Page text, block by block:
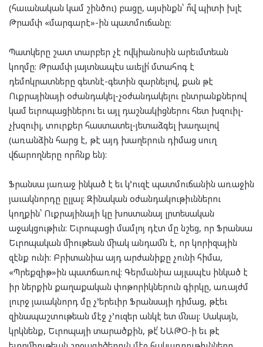
(հաւանական կամ շինծու) բացը, այսինքն՝ ո՞վ պիտի խլէ
Թրամփ «մարգարէ»-ին պատմուճանը:
Պատկերը շատ տարբեր չէ ովկիանոսին արեւմտեան
կողմը: Թրամփ յայտնապէս աւելի՛ մտահոգ է
դեմոկրատները գետնէ-գետին զարնելով, քան թէ
Ուքրայինայի օժանդակել-չօժանդակելու ընտրանքներով
կամ եւրոպացիներու եւ այլ դաշնակիցներու հետ խզուիլ-
չխզուիլ, տուրքեր հաստատել-յետաձգել խաղալով
(առանձին հարց է, թէ այդ խաղերուն դիմաց սուղ
վճարողները որո՞նք են):
Ֆրանսա յառաջ ինկած է եւ կ’ուզէ պատմուճանին առաջին
յաւակնորդը ըլլալ: Զինական օժանդակութիւններու
կողքին՝ Ուքրայինայի կը խոստանայ լրտեսական
աջակցութիւն: Եւրոպացի մամլոյ դէտ մը նշեց, որ Ֆրանսա
Եւրոպական միութեան միակ անդամն է, որ կորիզային
զէնք ունի: Բրիտանիա այդ արժանիքը չունի հիմա,
«Պրեքզիթ»ին պատճառով: Գերմանիա այլապէս ինկած է
իր ներքին քաղաքական փոթորիկներուն գիրկը, առայժմ
լուրջ յաւակնորդ մը չ’երեւիր Ֆրանսայի դիմաց, թէեւ
զինապաշտութեան մէջ չ’ուզեր անկէ ետ մնալ: Սակայն,
կրկնենք, Եւրոպայի տարածքին, թէ՛ ՆԱԹՕ-ի եւ թէ